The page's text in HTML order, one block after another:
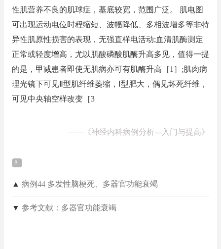
性肌营养不良的肌球症，基底较宽，范围广泛。 肌电图
可出现运动电位时程缩短、波幅降低、多相波增多等非特
异性肌原性损害的表现，无强直样电活动;血清肌酶测定
正常或轻度增高，尤以肌酸磷酸肌酶升高多见，值得一提
的是，甲减患者即使无肌病亦可有肌酶升高［1］;肌肉病
理光镜下可见Ⅱ型肌纤维萎缩，Ⅰ型肥大，偶见坏死纤维，
可见中央轴空样改变［3
……
—— 《神经内科病例分析---入门与提高》
▲ 病例44 多发性脑梗死、多器官功能衰竭
▼ 参考文献：多器官功能衰竭